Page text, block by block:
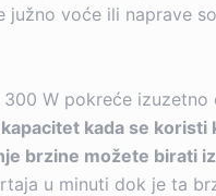
južno voće ili naprave
W pokreće
kada se koristi
brzine možete birati
u minuti dok je ta